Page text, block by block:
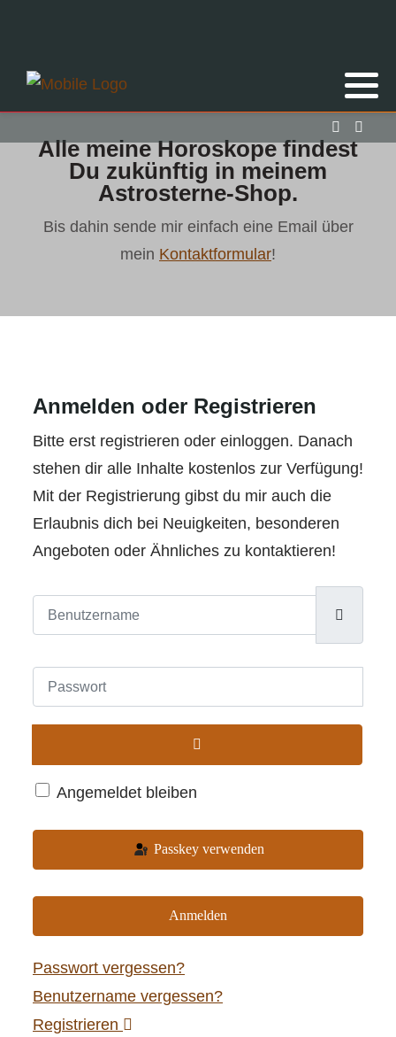
Alle meine Horoskope findest
Du zukünftig in meinem
Astrosterne-Shop.
Bis dahin sende mir einfach eine Email über
mein Kontaktformular!
Anmelden oder Registrieren
Bitte erst registrieren oder einloggen. Danach
stehen dir alle Inhalte kostenlos zur Verfügung!
Mit der Registrierung gibst du mir auch die
Erlaubnis dich bei Neuigkeiten, besonderen
Angeboten oder Ähnliches zu kontaktieren!
Benutzername
Passwort
Angemeldet bleiben
Passkey verwenden
Anmelden
Passwort vergessen?
Benutzername vergessen?
Registrieren